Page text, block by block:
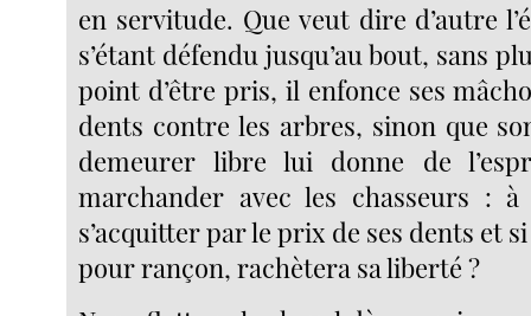
en servitude. Que veut dire d’autre
s’étant défendu jusqu’au bout, sans
point d’être pris, il enfonce ses
dents contre les arbres, sinon que
demeurer libre lui donne de
marchander avec les chasseurs :
s’acquitter par le prix de ses dents et
pour rançon, rachètera sa liberté ?